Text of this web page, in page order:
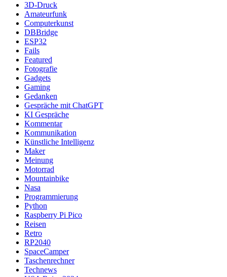
3D-Druck
Amateurfunk
Computerkunst
DBBridge
ESP32
Fails
Featured
Fotografie
Gadgets
Gaming
Gedanken
Gespräche mit ChatGPT
KI Gespräche
Kommentar
Kommunikation
Künstliche Intelligenz
Maker
Meinung
Motorrad
Mountainbike
Nasa
Programmierung
Python
Raspberry Pi Pico
Reisen
Retro
RP2040
SpaceCamper
Taschenrechner
Technews